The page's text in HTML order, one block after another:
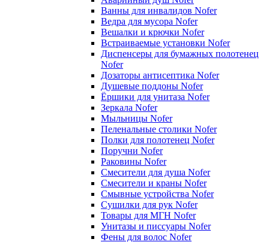
Ванны для инвалидов Nofer
Ведра для мусора Nofer
Вешалки и крючки Nofer
Встраиваемые установки Nofer
Диспенсеры для бумажных полотенец
Nofer
Дозаторы антисептика Nofer
Душевые поддоны Nofer
Ёршики для унитаза Nofer
Зеркала Nofer
Мыльницы Nofer
Пеленальные столики Nofer
Полки для полотенец Nofer
Поручни Nofer
Раковины Nofer
Смесители для душа Nofer
Смесители и краны Nofer
Смывные устройства Nofer
Сушилки для рук Nofer
Товары для МГН Nofer
Унитазы и писсуары Nofer
Фены для волос Nofer